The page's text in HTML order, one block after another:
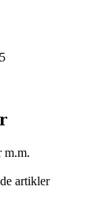
m.m.
artikler